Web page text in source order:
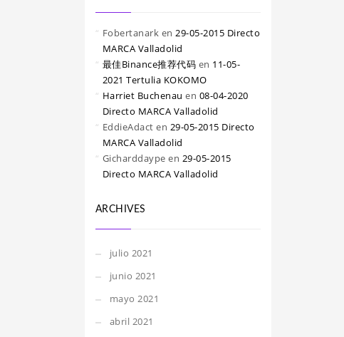
Fobertanark en 29-05-2015 Directo
MARCA Valladolid
最佳Binance推荐代码 en 11-05-
2021 Tertulia KOKOMO
Harriet Buchenau en 08-04-2020
Directo MARCA Valladolid
EddieAdact en 29-05-2015 Directo
MARCA Valladolid
Gicharddaype en 29-05-2015
Directo MARCA Valladolid
ARCHIVES
julio 2021
junio 2021
mayo 2021
abril 2021